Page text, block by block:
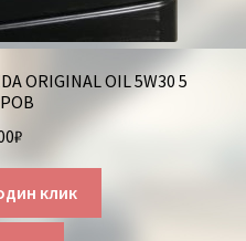
ORIGINAL OIL 5W30 5
₽
клик